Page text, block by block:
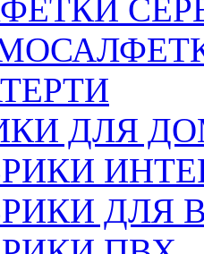
ДЛЯ
ДЛЯ